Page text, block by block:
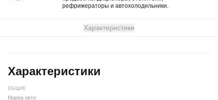
рефрижераторы и автохолодильники.
Характеристики
Характеристики
ОБЩИЕ
Марка авто